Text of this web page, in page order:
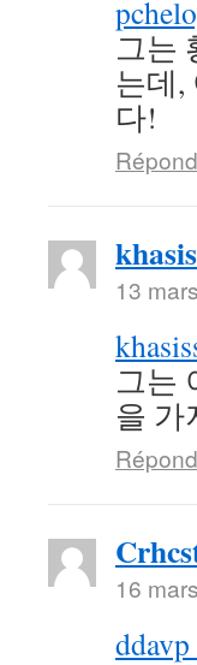
그는
는데,
다!
13
그는
을 가
16